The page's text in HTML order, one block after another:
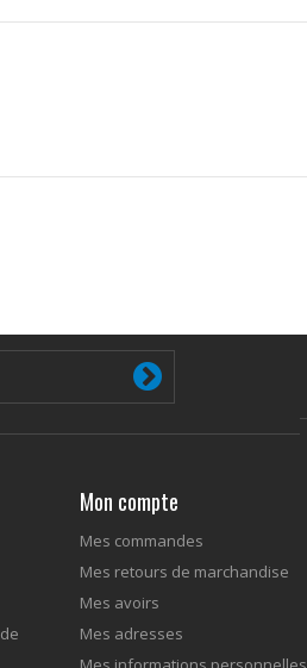
Mon compte
Mes commandes
Mes retours de marchandise
Mes avoirs
Mes adresses